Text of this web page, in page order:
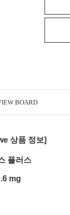
BOARD
상품 정보]
플러스
mg